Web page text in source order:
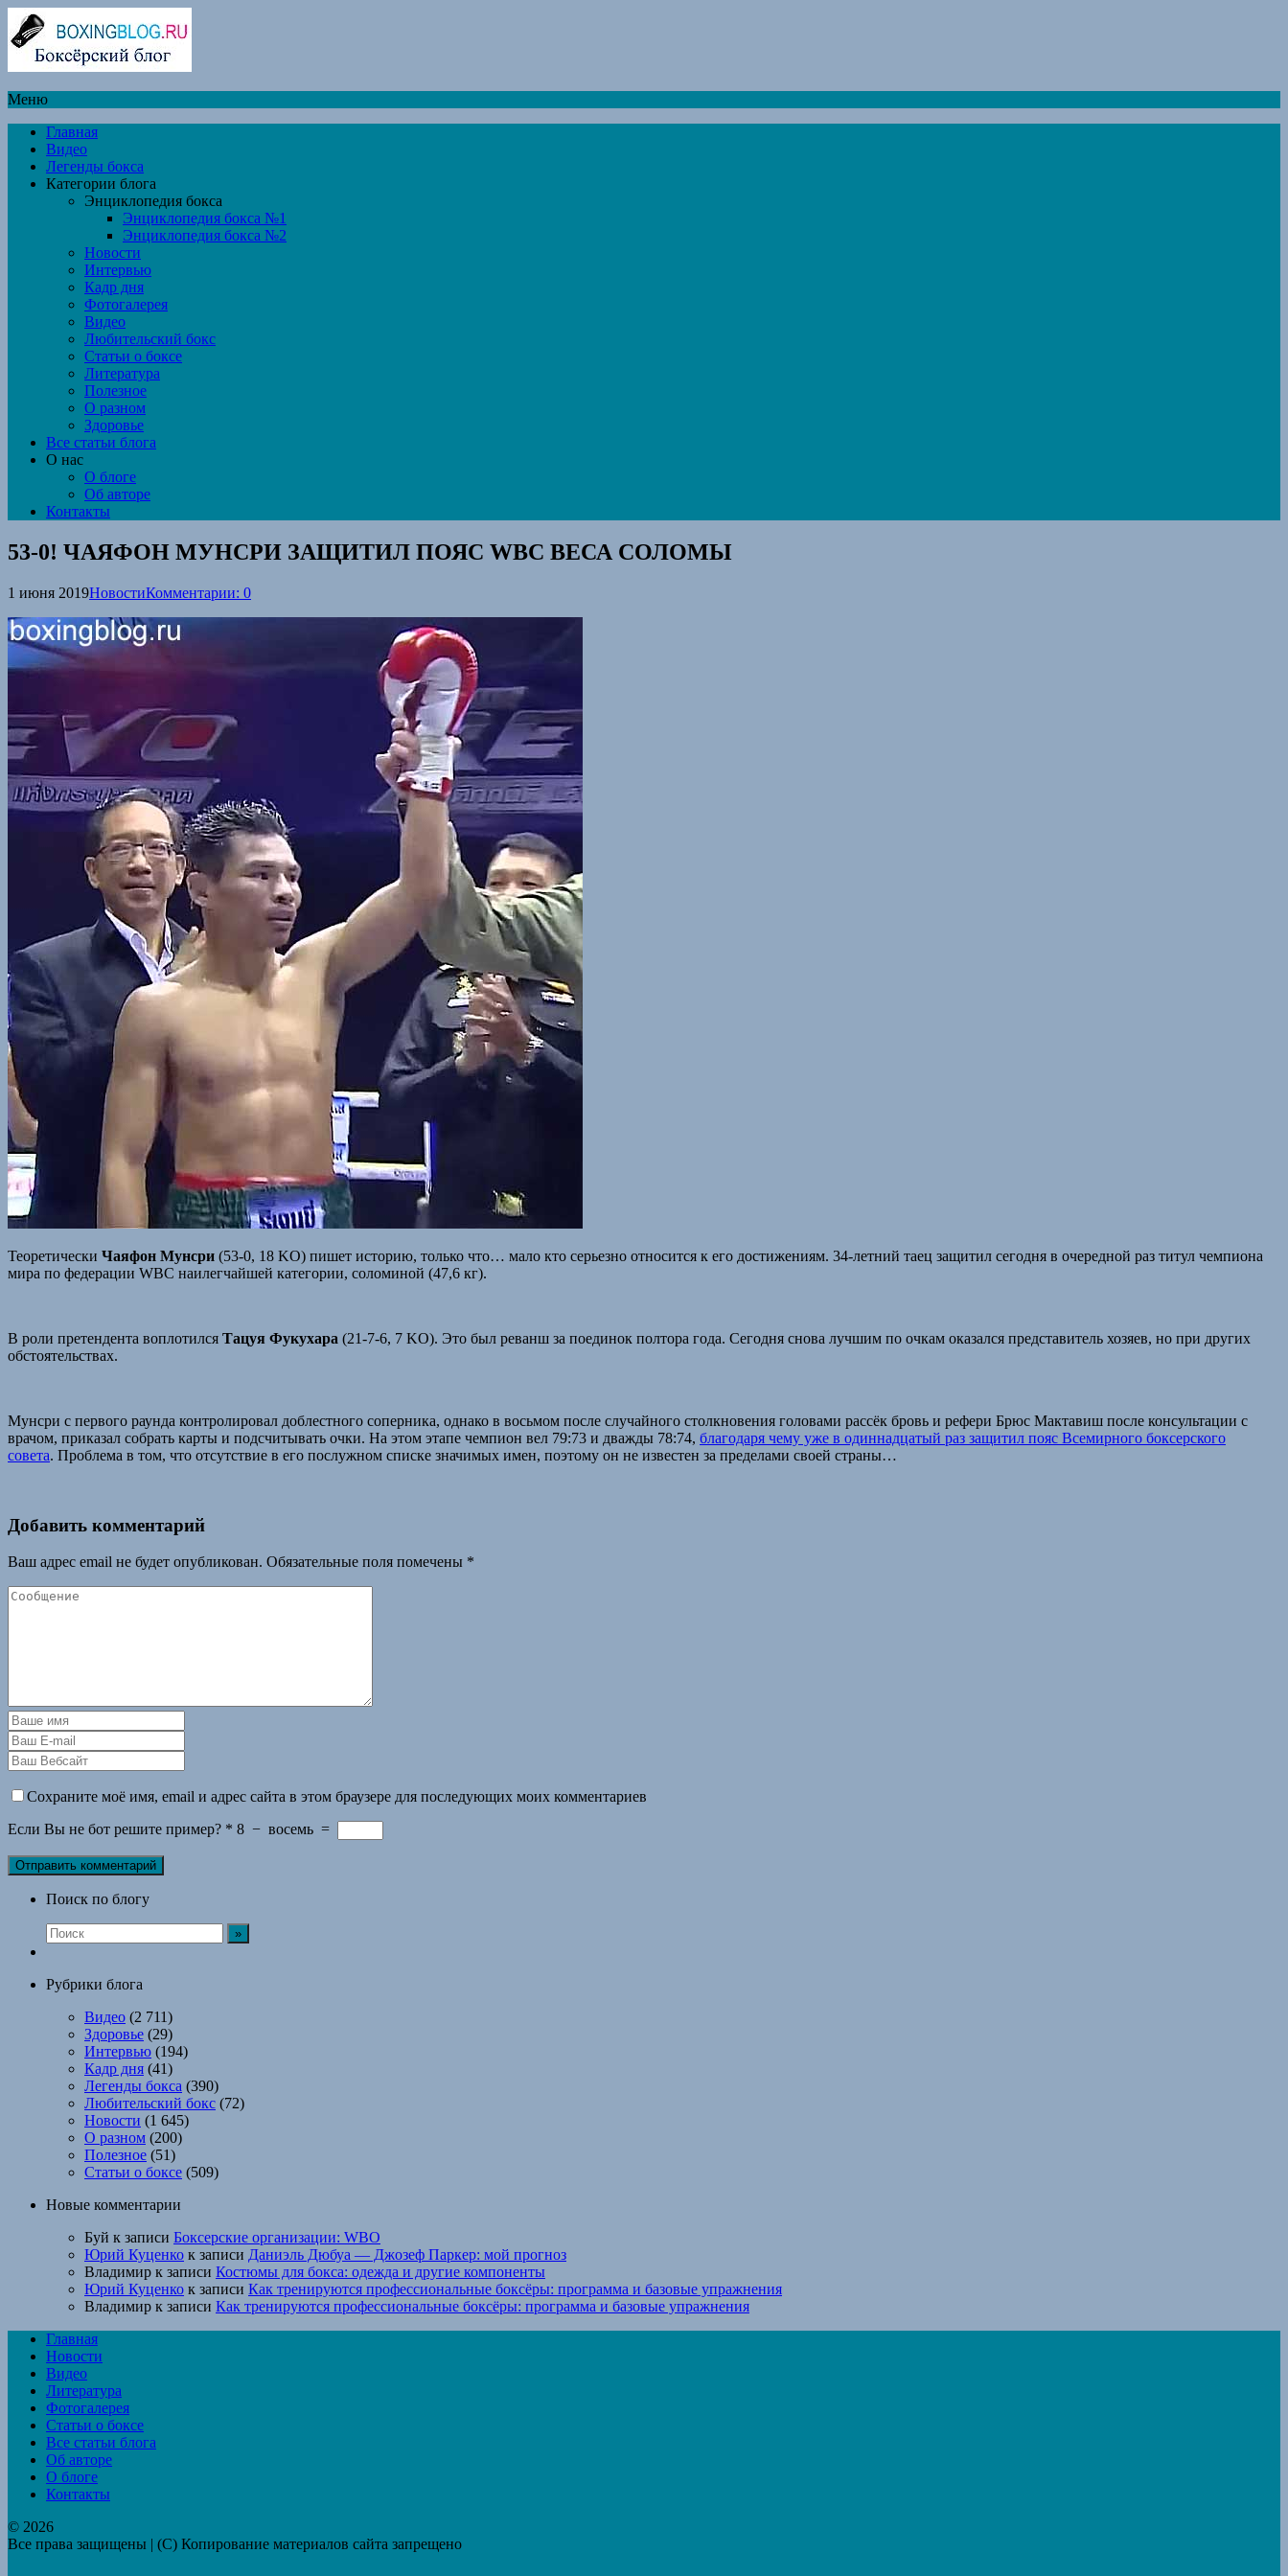
Меню
Главная
Видео
Легенды бокса
Категории блога
Энциклопедия бокса
Энциклопедия бокса №1
Энциклопедия бокса №2
Новости
Интервью
Кадр дня
Фотогалерея
Видео
Любительский бокс
Статьи о боксе
Литература
Полезное
О разном
Здоровье
Все статьи блога
О нас
О блоге
Об авторе
Контакты
53-0! ЧАЯФОН МУНСРИ ЗАЩИТИЛ ПОЯС WBC ВЕСА СОЛОМЫ
1 июня 2019НовостиКомментарии: 0
Теоретически Чаяфон Мунсри (53-0, 18 KO) пишет историю, только что… мало кто серьезно относится к его достижениям. 34-летний таец защитил сегодня в очередной раз титул чемпиона
мира по федерации WBC наилегчайшей категории, соломиной (47,6 кг).
В роли претендента воплотился Тацуя Фукухара (21-7-6, 7 KO). Это был реванш за поединок полтора года. Сегодня снова лучшим по очкам оказался представитель хозяев, но при других
обстоятельствах.
Мунсри с первого раунда контролировал доблестного соперника, однако в восьмом после случайного столкновения головами рассёк бровь и рефери Брюс Мактавиш после консультации с
врачом, приказал собрать карты и подсчитывать очки. На этом этапе чемпион вел 79:73 и дважды 78:74, благодаря чему уже в одиннадцатый раз защитил пояс Всемирного боксерского
совета. Проблема в том, что отсутствие в его послужном списке значимых имен, поэтому он не известен за пределами своей страны…
Добавить комментарий
Ваш адрес email не будет опубликован. Обязательные поля помечены *
Сохраните моё имя, email и адрес сайта в этом браузере для последующих моих комментариев
Если Вы не бот решите пример? * 8 − восемь =
Поиск по блогу
Рубрики блога
Видео (2 711)
Здоровье (29)
Интервью (194)
Кадр дня (41)
Легенды бокса (390)
Любительский бокс (72)
Новости (1 645)
О разном (200)
Полезное (51)
Статьи о боксе (509)
Новые комментарии
Буй к записи Боксерские организации: WBO
Юрий Куценко к записи Даниэль Дюбуа — Джозеф Паркер: мой прогноз
Владимир к записи Костюмы для бокса: одежда и другие компоненты
Юрий Куценко к записи Как тренируются профессиональные боксёры: программа и базовые упражнения
Владимир к записи Как тренируются профессиональные боксёры: программа и базовые упражнения
Главная
Новости
Видео
Литература
Фотогалерея
Статьи о боксе
Все статьи блога
Об авторе
О блоге
Контакты
© 2026
Все права защищены | (C) Копирование материалов сайта запрещено